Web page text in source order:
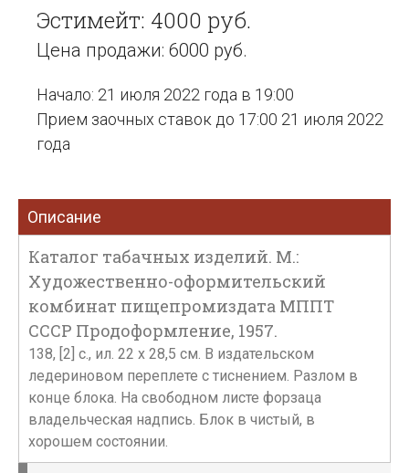
Эстимейт: 4000 руб.
Цена продажи: 6000 руб.
Начало: 21 июля 2022 года в 19:00
Прием заочных ставок до 17:00 21 июля 2022
года
Описание
Каталог табачных изделий. М.:
Художественно-оформительский
комбинат пищепромиздата МППТ
СССР Продоформление, 1957.
138, [2] с., ил. 22 х 28,5 см. В издательском
ледериновом переплете с тиснением. Разлом в
конце блока. На свободном листе форзаца
владельческая надпись. Блок в чистый, в
хорошем состоянии.